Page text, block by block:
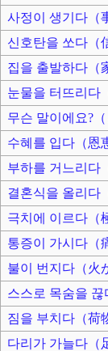
사정이 생기다（
신호탄을 쏘다（
집을 출발하다（
눈물을 터뜨리다
무슨 말이에요?
수혜를 입다（恩
부하를 거느리다
결혼식을 올리다
극치에 이르다（
통증이 가시다（
불이 번지다（火
스스로 목숨을 끊
짐을 부치다（荷
다리가 가늘다（